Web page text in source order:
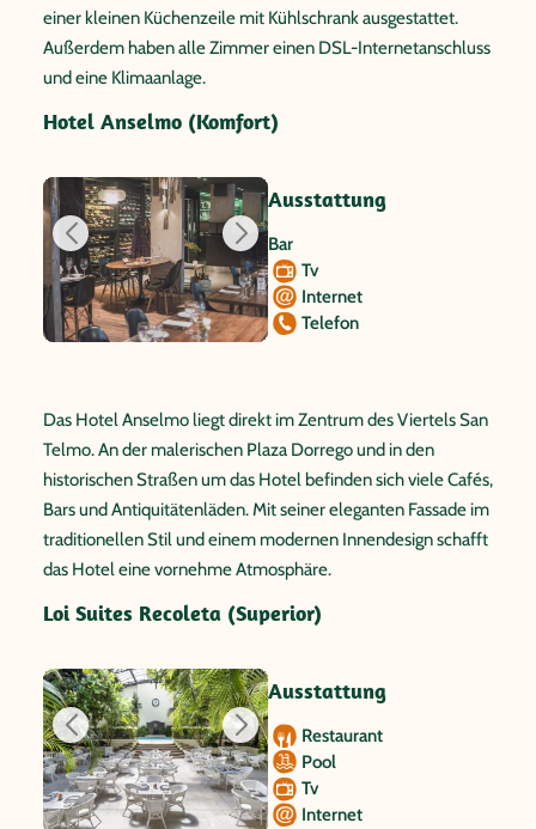
einer kleinen Küchenzeile mit Kühlschrank ausgestattet.
Außerdem haben alle Zimmer einen DSL-Internetanschluss
und eine Klimaanlage.
Hotel Anselmo (Komfort)
Ausstattung
Bar
Tv
Internet
Telefon
Das Hotel Anselmo liegt direkt im Zentrum des Viertels San
Telmo. An der malerischen Plaza Dorrego und in den
historischen Straßen um das Hotel befinden sich viele Cafés,
Bars und Antiquitätenläden. Mit seiner eleganten Fassade im
traditionellen Stil und einem modernen Innendesign schafft
das Hotel eine vornehme Atmosphäre.
Loi Suites Recoleta (Superior)
Ausstattung
Restaurant
Pool
Tv
Internet